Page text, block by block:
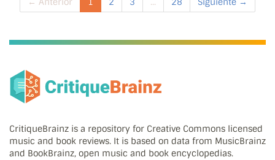
CritiqueBrainz is a repository for Creative Commons licensed
music and book reviews. It is based on data from MusicBrainz
and BookBrainz, open music and book encyclopedias.